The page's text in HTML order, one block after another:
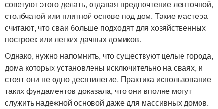
советуют этого делать, отдавая предпочтение ленточной,
столбчатой или плитной основе под дом. Такие мастера
считают, что сваи больше подходят для хозяйственных
построек или легких дачных домиков.
Однако, нужно напомнить, что существуют целые города,
дома которых установлены исключительно на сваях, и
стоят они не одно десятилетие. Практика использование
таких фундаментов доказала, что они вполне могут
служить надежной основой даже для массивных домов.